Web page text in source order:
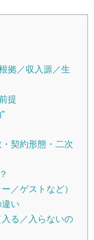
拠／収入源／生
提
契約形態・二次
／ゲストなど）
い
る／入らないの